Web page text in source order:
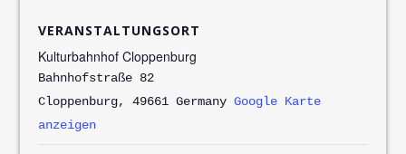
VERANSTALTUNGSORT
Kulturbahnhof Cloppenburg
Bahnhofstraße 82
Cloppenburg, 49661 Germany Google Karte
anzeigen